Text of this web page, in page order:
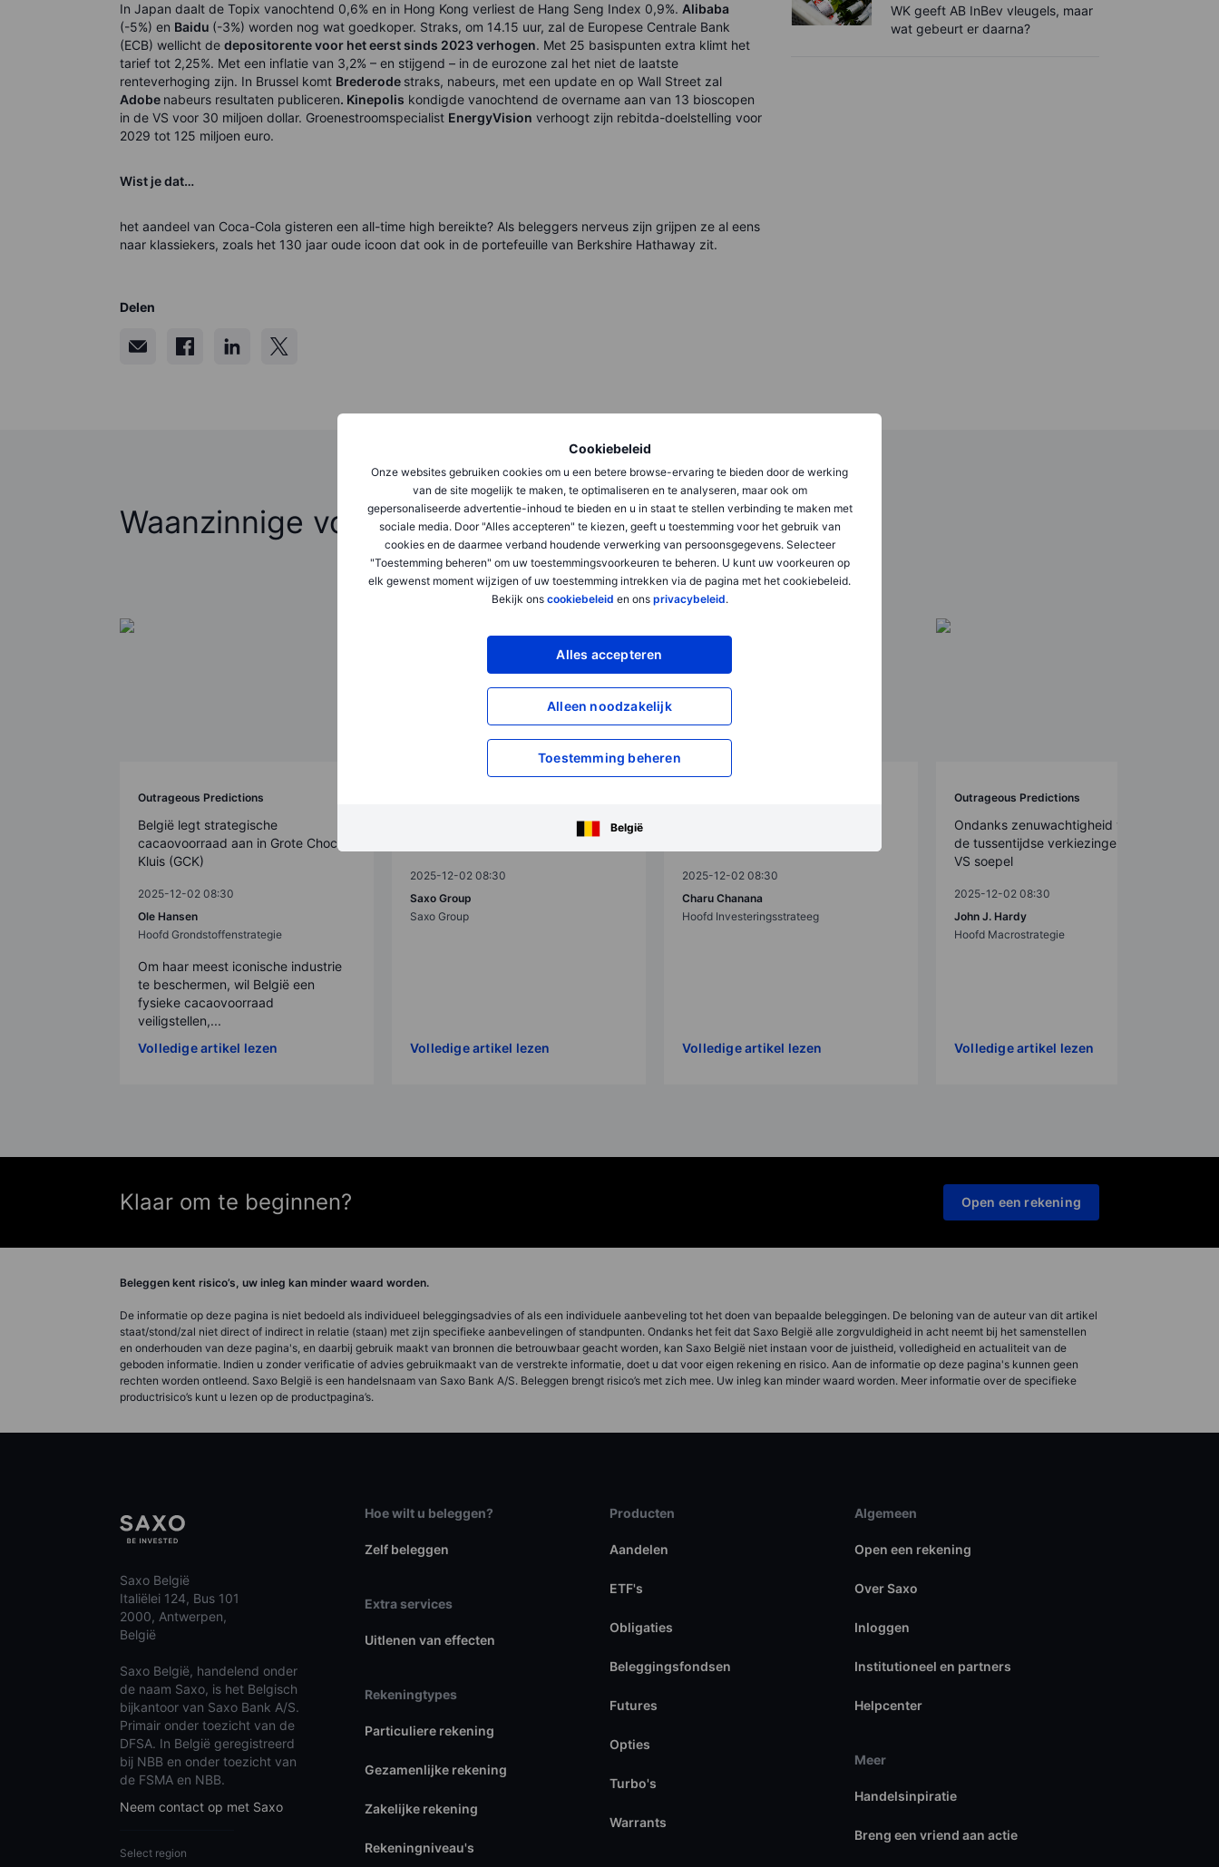
Cookiebeleid
Onze websites gebruiken cookies om u een betere browse-ervaring te bieden door de werking
van de site mogelijk te maken, te optimaliseren en te analyseren, maar ook om
gepersonaliseerde advertentie-inhoud te bieden en u in staat te stellen verbinding te maken met
sociale media. Door "Alles accepteren" te kiezen, geeft u toestemming voor het gebruik van
cookies en de daarmee verband houdende verwerking van persoonsgegevens. Selecteer
"Toestemming beheren" om uw toestemmingsvoorkeuren te beheren. U kunt uw voorkeuren op
elk gewenst moment wijzigen of uw toestemming intrekken via de pagina met het cookiebeleid.
Bekijk ons cookiebeleid en ons privacybeleid.
Alles accepteren
Alleen noodzakelijk
Toestemming beheren
België
In Japan daalt de Topix vanochtend 0,6% en in Hong Kong verliest de Hang Seng Index 0,9%. Alibaba
(-5%) en Baidu (-3%) worden nog wat goedkoper. Straks, om 14.15 uur, zal de Europese Centrale Bank
(ECB) wellicht de depositorente voor het eerst sinds 2023 verhogen. Met 25 basispunten extra klimt het
tarief tot 2,25%. Met een inflatie van 3,2% – en stijgend – in de eurozone zal het niet de laatste
renteverhoging zijn. In Brussel komt Brederode straks, nabeurs, met een update en op Wall Street zal
Adobe nabeurs resultaten publiceren. Kinepolis kondigde vanochtend de overname aan van 13 bioscopen
in de VS voor 30 miljoen dollar. Groenestroomspecialist EnergyVision verhoogt zijn rebitda-doelstelling voor
2029 tot 125 miljoen euro.
Wist je dat…
het aandeel van Coca-Cola gisteren een all-time high bereikte? Als beleggers nerveus zijn grijpen ze al eens
naar klassiekers, zoals het 130 jaar oude icoon dat ook in de portefeuille van Berkshire Hathaway zit.
Delen
WK geeft AB InBev vleugels, maar
wat gebeurt er daarna?
Waanzinnige voorspellingen 2026
Outrageous Predictions
België legt strategische
cacaovoorraad aan in Grote Choco
Kluis (GCK)
2025-12-02 08:30
Ole Hansen
Hoofd Grondstoffenstrategie
Om haar meest iconische industrie
te beschermen, wil België een
fysieke cacaovoorraad
veiligstellen,...
Volledige artikel lezen
Waanzinnige Voorspellingen 2026
2025-12-02 08:30
Saxo Group
Saxo Group
Volledige artikel lezen
2025-12-02 08:30
Charu Chanana
Hoofd Investeringsstrateeg
Volledige artikel lezen
Outrageous Predictions
Ondanks zenuwachtigheid verlopen
de tussentijdse verkiezingen in de
VS soepel
2025-12-02 08:30
John J. Hardy
Hoofd Macrostrategie
Volledige artikel lezen
Klaar om te beginnen? Open een rekening
Beleggen kent risico’s, uw inleg kan minder waard worden.
De informatie op deze pagina is niet bedoeld als individueel beleggingsadvies of als een individuele aanbeveling tot het doen van bepaalde beleggingen. De beloning van de auteur van dit artikel
staat/stond/zal niet direct of indirect in relatie (staan) met zijn specifieke aanbevelingen of standpunten. Ondanks het feit dat Saxo België alle zorgvuldigheid in acht neemt bij het samenstellen
en onderhouden van deze pagina's, en daarbij gebruik maakt van bronnen die betrouwbaar geacht worden, kan Saxo België niet instaan voor de juistheid, volledigheid en actualiteit van de
geboden informatie. Indien u zonder verificatie of advies gebruikmaakt van de verstrekte informatie, doet u dat voor eigen rekening en risico. Aan de informatie op deze pagina's kunnen geen
rechten worden ontleend. Saxo België is een handelsnaam van Saxo Bank A/S. Beleggen brengt risico’s met zich mee. Uw inleg kan minder waard worden. Meer informatie over de specifieke
productrisico’s kunt u lezen op de productpagina’s.
Saxo België
Italiëlei 124, Bus 101
2000, Antwerpen,
België
Saxo België, handelend onder
de naam Saxo, is het Belgisch
bijkantoor van Saxo Bank A/S.
Primair onder toezicht van de
DFSA. In België geregistreerd
bij NBB en onder toezicht van
de FSMA en NBB.
Neem contact op met Saxo
Select region
Hoe wilt u beleggen?
Zelf beleggen
Extra services
Uitlenen van effecten
Rekeningtypes
Particuliere rekening
Gezamenlijke rekening
Zakelijke rekening
Rekeningniveau's
Producten
Aandelen
ETF's
Obligaties
Beleggingsfondsen
Futures
Opties
Turbo's
Warrants
Algemeen
Open een rekening
Over Saxo
Inloggen
Institutioneel en partners
Helpcenter
Meer
Handelsinpiratie
Breng een vriend aan actie